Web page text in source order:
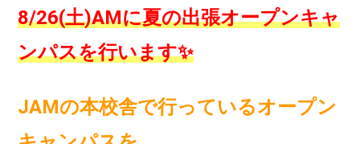
8/26(土)AMに夏の出張オープンキャ
ンパスを行います✨
JAMの本校舎で行っているオープン